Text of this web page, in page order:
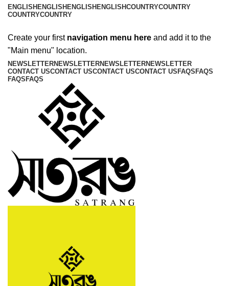
ENGLISH ENGLISH ENGLISH ENGLISHCOUNTRYCOUNTRY
COUNTRYCOUNTRY
Create your first navigation menu here and add it to the
"Main menu" location.
NEWSLETTERNEWSLETTERNEWSLETTERNEWSLETTER
CONTACT USCONTACT USCONTACT USCONTACT US FAQS FAQS
FAQS FAQS